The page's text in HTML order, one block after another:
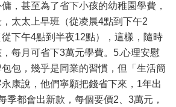
，甚至為了省下小孩的幼稚園學費，
太太上早班（從凌晨4點到下午2
下午4點到半夜12點），這樣，隨時
每月可省下3萬元學費。5.心理安慰
包，幾乎是同業的習慣，但「生活簡
康說，他們寧願把錢省下來，1年出
季都會出新款，每個要價2、3萬元，